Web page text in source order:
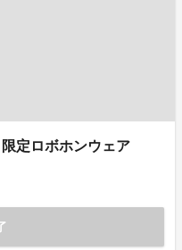
限定ロボホンウェア